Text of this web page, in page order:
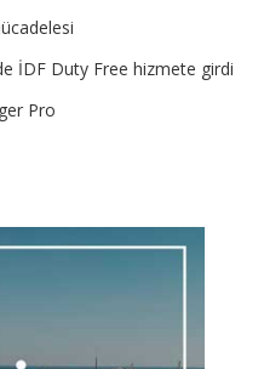
İDF Duty Free hizmete girdi
Pro